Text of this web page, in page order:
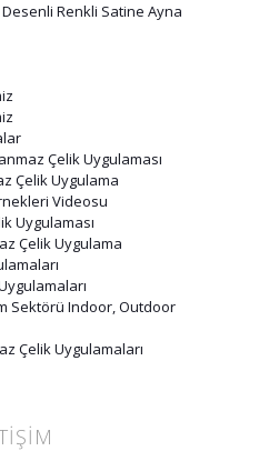
Renkli Satine Ayna
Çelik Uygulaması
Çelik Uygulama
Videosu
Uygulaması
Çelik Uygulama
Sektörü Indoor, Outdoor
Çelik Uygulamaları